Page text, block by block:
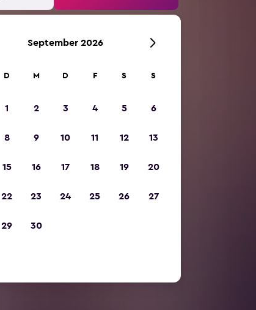
September 2026
D M D F S S
1 2 3 4 5 6
8 9 10 11 12 13
15 16 17 18 19 20
22 23 24 25 26 27
29 30